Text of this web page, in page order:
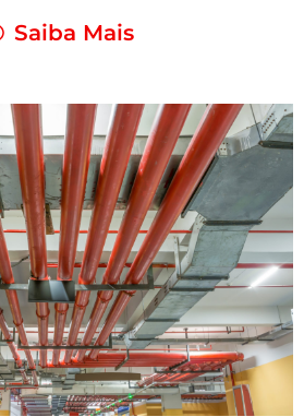
Saiba Mais